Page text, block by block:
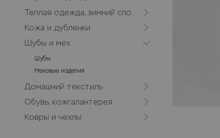
Кожа и дубленки
Шубы и мех
Шубы
Меховые изделия
Домашний текстиль
Обувь, кожгалантерея
Ковры и чехлы